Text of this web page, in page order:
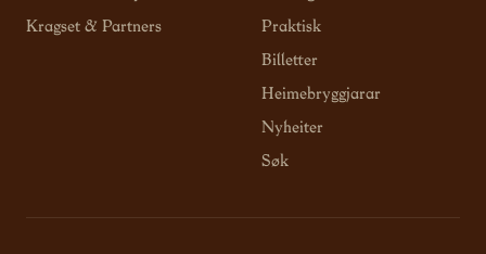
Kragset & Partners
Praktisk
Billetter
Heimebryggjarar
Nyheiter
Søk